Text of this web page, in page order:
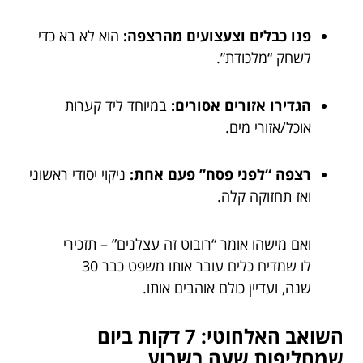
פנו כבלים וצעצועים מהרצפה: הוא לא בא כדי
לשחק “מלכודת”.
הגדירו אזורים אסורים: במיוחד ליד קערות
אוכל/אזורי מים.
רצפה “לפני פסח” פעם אחת: ניקוי יסודי ראשוני
ואז תחזוקה קלה.
ואם מישהו אומר “רובוט זה עצלנים” – תזכירי
לו שמדיח כלים עובר אותו משפט כבר 30
שנה, ועדיין כולם אוהבים אותו.
השואב האלחוטי: 7 דקות ביום
שמחליפות שעה בשבוע